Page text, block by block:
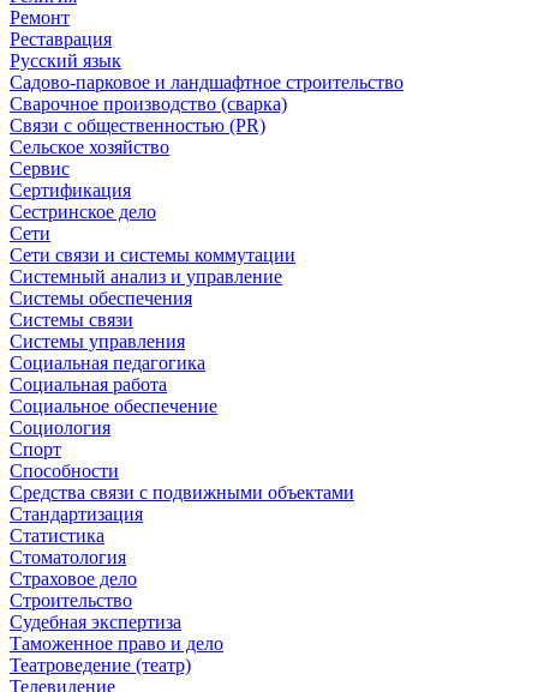
Ремонт
Реставрация
Русский язык
Садово-парковое и ландшафтное строительство
Сварочное производство (сварка)
Связи с общественностью (PR)
Сельское хозяйство
Сервис
Сертификация
Сестринское дело
Сети
Сети связи и системы коммутации
Системный анализ и управление
Системы обеспечения
Системы связи
Системы управления
Социальная педагогика
Социальная работа
Социальное обеспечение
Социология
Спорт
Способности
Средства связи с подвижными объектами
Стандартизация
Статистика
Стоматология
Страховое дело
Строительство
Судебная экспертиза
Таможенное право и дело
Театроведение (театр)
Телевидение